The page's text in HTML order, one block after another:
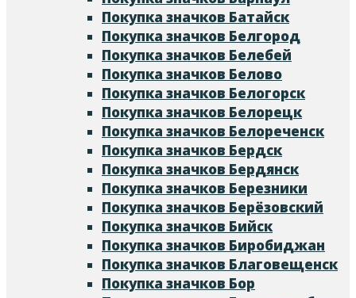
Покупка значков Батайск
Покупка значков Белгород
Покупка значков Белебей
Покупка значков Белово
Покупка значков Белогорск
Покупка значков Белорецк
Покупка значков Белореченск
Покупка значков Бердск
Покупка значков Бердянск
Покупка значков Березники
Покупка значков Берёзовский
Покупка значков Бийск
Покупка значков Биробиджан
Покупка значков Благовещенск
Покупка значков Бор